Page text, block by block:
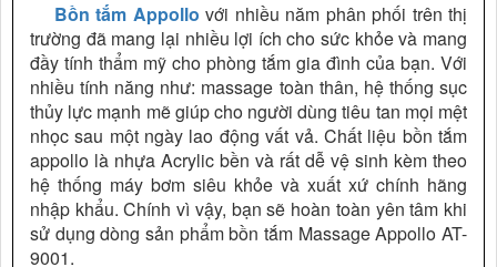
Bồn tắm Appollo với nhiều năm phân phối trên thị
trường đã mang lại nhiều lợi ích cho sức khỏe và mang
đầy tính thẩm mỹ cho phòng tắm gia đình của bạn. Với
nhiều tính năng như: massage toàn thân, hệ thống sục
thủy lực mạnh mẽ giúp cho người dùng tiêu tan mọi mệt
nhọc sau một ngày lao động vất vả. Chất liệu bồn tắm
appollo là nhựa Acrylic bền và rất dễ vệ sinh kèm theo
hệ thống máy bơm siêu khỏe và xuất xứ chính hãng
nhập khẩu. Chính vì vậy, bạn sẽ hoàn toàn yên tâm khi
sử dụng dòng sản phẩm bồn tắm Massage Appollo AT-
9001.